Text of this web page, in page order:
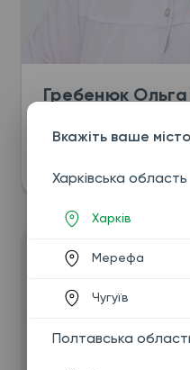
Гребенюк
категорії, лікар
Вкажіть ваше місто
Харківська область
Харків
Мерефа
Чугуїв
Полтавська